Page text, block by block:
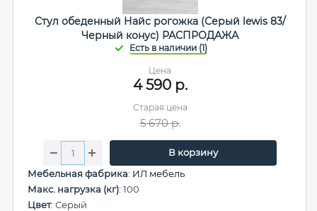
Стул обеденный Найс рогожка (Серый lewis 83/
Черный конус) РАСПРОДАЖА
Цена
4 590р.
Старая цена
5 670р.
В корзину
Мебельная фабрика: ИЛ мебель
Макс. нагрузка (кг): 100
Цвет: Серый